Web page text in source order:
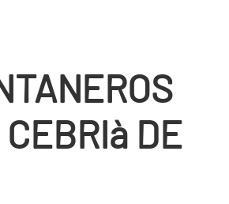
DE